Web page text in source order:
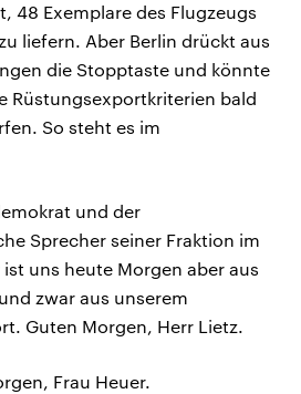
48 Exemplare des Flugzeugs
liefern. Aber Berlin drückt aus
die Stopptaste und könnte
Rüstungsexportkriterien bald
So steht es im
und der
Sprecher seiner Fraktion im
uns heute Morgen aber aus
zwar aus unserem
Guten Morgen, Herr Lietz.
Frau Heuer.